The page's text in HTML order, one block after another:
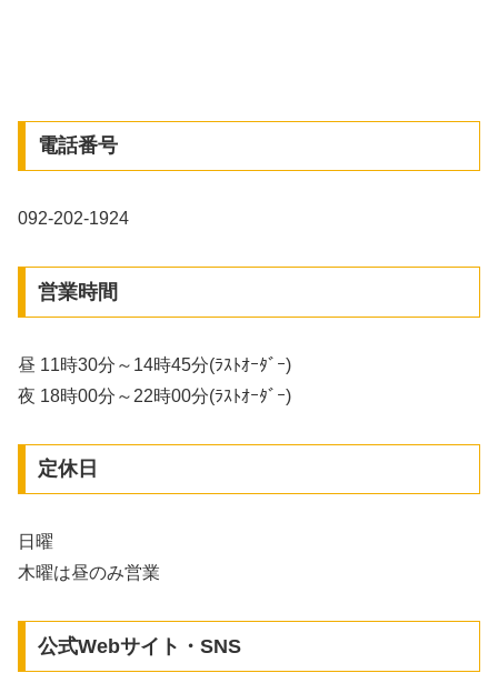
電話番号
092-202-1924
営業時間
昼 11時30分～14時45分(ﾗｽﾄｵｰﾀﾞｰ)
夜 18時00分～22時00分(ﾗｽﾄｵｰﾀﾞｰ)
定休日
日曜
木曜は昼のみ営業
公式Webサイト・SNS